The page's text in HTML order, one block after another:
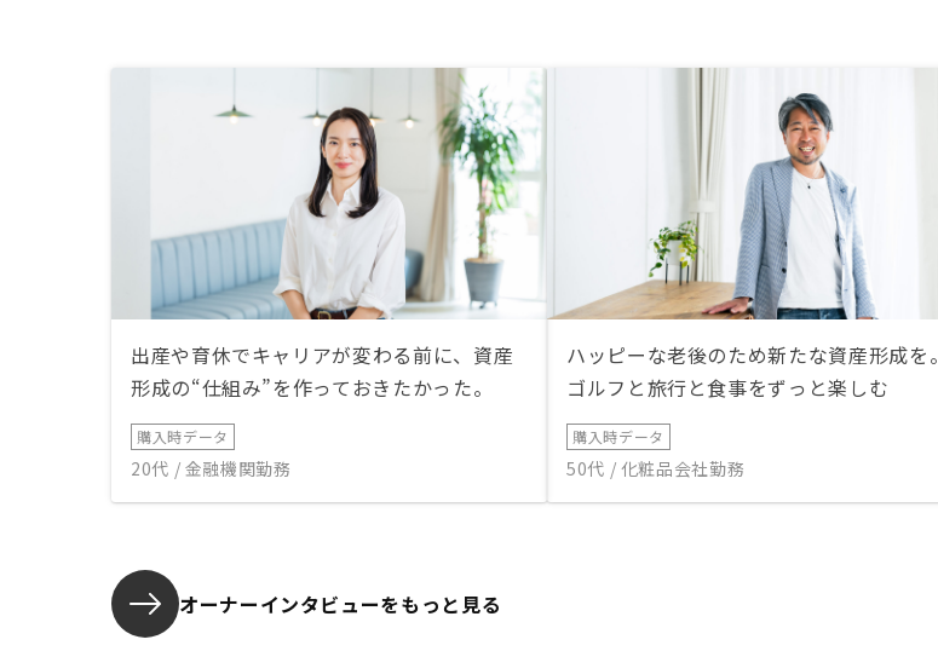
出産や育休でキャリアが変わる前に、資産
形成の“仕組み”を作っておきたかった。
購入時データ
20代 / 金融機関勤務
ハッピーな老後のため新たな資産形成を。
ゴルフと旅行と食事をずっと楽しむ
購入時データ
50代 / 化粧品会社勤務
オーナーインタビューをもっと見る